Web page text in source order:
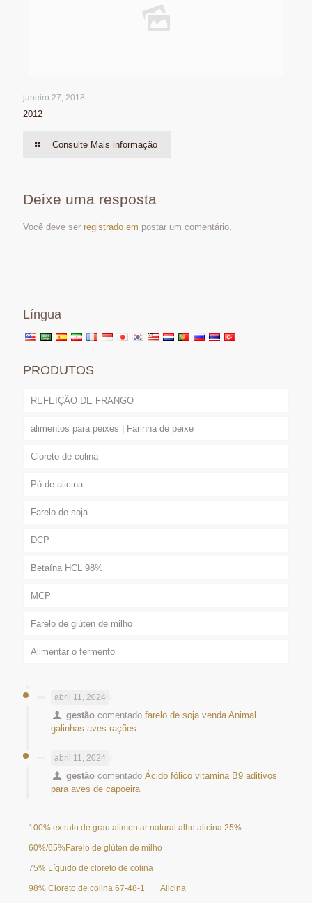
janeiro 27, 2018
2012
Consulte Mais informação
Deixe uma resposta
Você deve ser registrado em postar um comentário.
Língua
PRODUTOS
REFEIÇÃO DE FRANGO
alimentos para peixes | Farinha de peixe
Cloreto de colina
Pó de alicina
Farelo de soja
DCP
Betaína HCL 98%
MCP
Farelo de glúten de milho
Alimentar o fermento
abril 11, 2024
gestão comentadofarelo de soja venda Animal
galinhas aves rações
abril 11, 2024
gestão comentadoÁcido fólico vitamina B9 aditivos
para aves de capoeira
100% extrato de grau alimentar natural alho alicina 25%
60%/65%Farelo de glúten de milho
75% Líquido de cloreto de colina
98% Cloreto de colina 67-48-1 Alicina